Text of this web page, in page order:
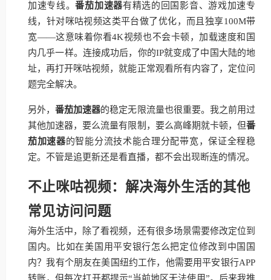
加速专线。番茄加速器有精选的回国影音、游戏加速专
线，针对咪咕视频这类平台做了优化，而且独享100M带
宽——这意味着你看4K视频也不会卡顿，加载速度和国
内几乎一样。连接成功后，你的IP就变成了中国大陆的地
址，再打开咪咕视频，就能正常观看所有内容了，定位问
题完全解决。
另外，番茄加速器的稳定无限流量也很重要。我之前用过
其他加速器，要么流量有限制，要么高峰期就卡顿，但番
茄加速器的智能分流技术能合理分配带宽，保证全程稳
定。不管是追更新还是看直播，都不会出现断连的情况。
不止咪咕视频：解决海外生活的其他
常见访问问题
海外生活中，除了看视频，还有很多场景需要修改定位到
国内。比如在美国用平安银行怎么把定位修改到中国国
内？我有个朋友在美国纽约工作，他需要用平安银行APP